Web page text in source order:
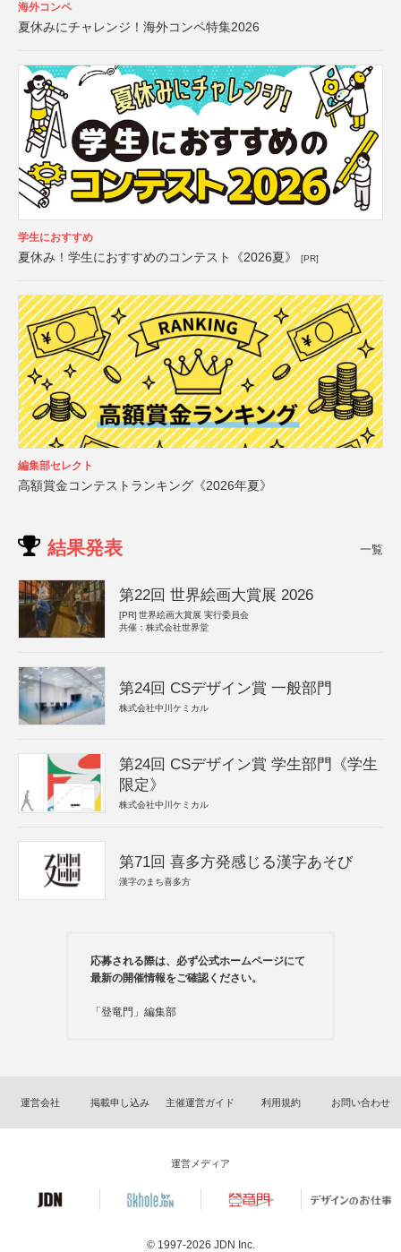
海外コンペ
夏休みにチャレンジ！海外コンペ特集2026
学生におすすめ
夏休み！学生におすすめのコンテスト《2026夏》 [PR]
編集部セレクト
高額賞金コンテストランキング《2026年夏》
結果発表 一覧
第22回 世界絵画大賞展 2026
[PR] 世界絵画大賞展 実行委員会
共催：株式会社世界堂
第24回 CSデザイン賞 一般部門
株式会社中川ケミカル
第24回 CSデザイン賞 学生部門《学生
限定》
株式会社中川ケミカル
第71回 喜多方発感じる漢字あそび
漢字のまち喜多方
応募される際は、必ず公式ホームページにて
最新の開催情報をご確認ください。
「登竜門」編集部
運営会社 掲載申し込み 主催運営ガイド 利用規約 お問い合わせ
運営メディア
© 1997-2026 JDN Inc.